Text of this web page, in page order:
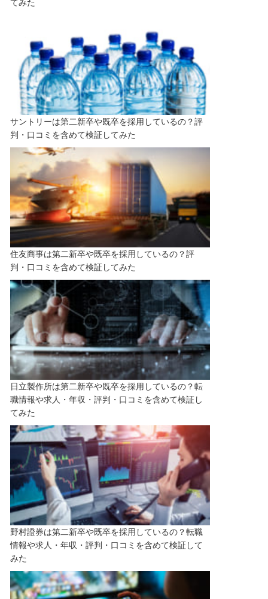
てみた
サントリーは第二新卒や既卒を採用しているの？評
判・口コミを含めて検証してみた
住友商事は第二新卒や既卒を採用しているの？評
判・口コミを含めて検証してみた
日立製作所は第二新卒や既卒を採用しているの？転
職情報や求人・年収・評判・口コミを含めて検証し
てみた
野村證券は第二新卒や既卒を採用しているの？転職
情報や求人・年収・評判・口コミを含めて検証して
みた